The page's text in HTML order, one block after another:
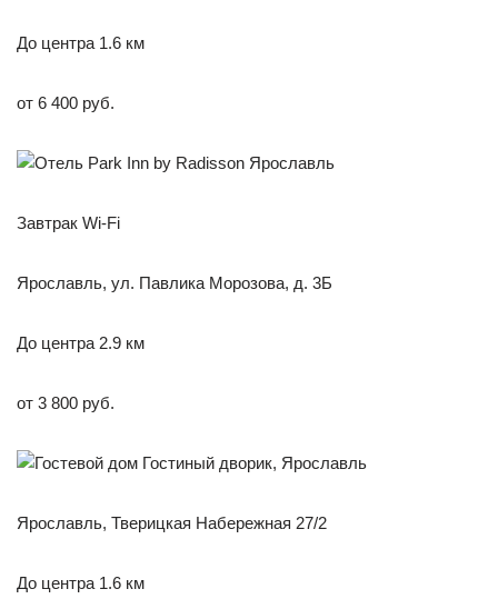
До центра 1.6 км
от 6 400 руб.
Завтрак Wi-Fi
Ярославль, ул. Павлика Морозова, д. 3Б
До центра 2.9 км
от 3 800 руб.
Ярославль, Тверицкая Набережная 27/2
До центра 1.6 км